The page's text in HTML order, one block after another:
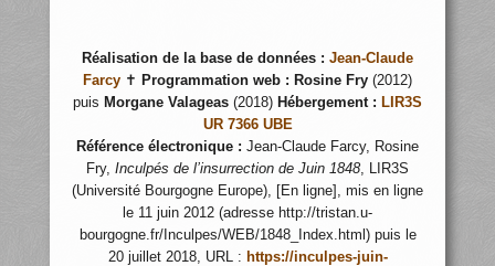
Réalisation de la base de données : Jean-Claude
Farcy ✝ Programmation web : Rosine Fry (2012)
puis Morgane Valageas (2018) Hébergement : LIR3S
UR 7366 UBE
Référence électronique : Jean-Claude Farcy, Rosine
Fry, Inculpés de l’insurrection de Juin 1848, LIR3S
(Université Bourgogne Europe), [En ligne], mis en ligne
le 11 juin 2012 (adresse http://tristan.u-
bourgogne.fr/Inculpes/WEB/1848_Index.html) puis le
20 juillet 2018, URL : https://inculpes-juin-